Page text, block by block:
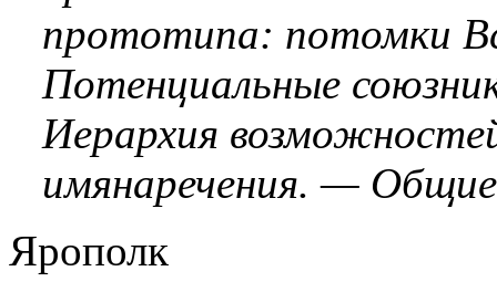
прототипа: потомки
Потенциальные
Иерархия
имянаречения. —
Ярополк